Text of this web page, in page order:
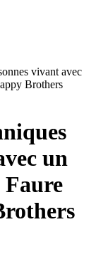
vivant avec
Brothers
un
Faure